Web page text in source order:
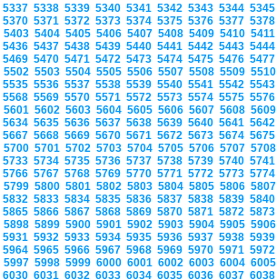
5337 5338 5339 5340 5341 5342 5343 5344 5345
5370 5371 5372 5373 5374 5375 5376 5377 5378
5403 5404 5405 5406 5407 5408 5409 5410 5411
5436 5437 5438 5439 5440 5441 5442 5443 5444
5469 5470 5471 5472 5473 5474 5475 5476 5477
5502 5503 5504 5505 5506 5507 5508 5509 5510
5535 5536 5537 5538 5539 5540 5541 5542 5543
5568 5569 5570 5571 5572 5573 5574 5575 5576
5601 5602 5603 5604 5605 5606 5607 5608 5609
5634 5635 5636 5637 5638 5639 5640 5641 5642
5667 5668 5669 5670 5671 5672 5673 5674 5675
5700 5701 5702 5703 5704 5705 5706 5707 5708
5733 5734 5735 5736 5737 5738 5739 5740 5741
5766 5767 5768 5769 5770 5771 5772 5773 5774
5799 5800 5801 5802 5803 5804 5805 5806 5807
5832 5833 5834 5835 5836 5837 5838 5839 5840
5865 5866 5867 5868 5869 5870 5871 5872 5873
5898 5899 5900 5901 5902 5903 5904 5905 5906
5931 5932 5933 5934 5935 5936 5937 5938 5939
5964 5965 5966 5967 5968 5969 5970 5971 5972
5997 5998 5999 6000 6001 6002 6003 6004 6005
6030 6031 6032 6033 6034 6035 6036 6037 6038